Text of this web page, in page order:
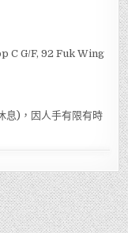
C G/F, 92 Fuk Wing
息)，因人手有限有時